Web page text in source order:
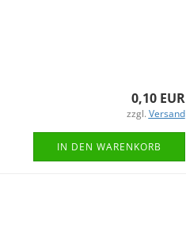
0,10 EUR
zzgl. Versand
IN DEN WARENKORB